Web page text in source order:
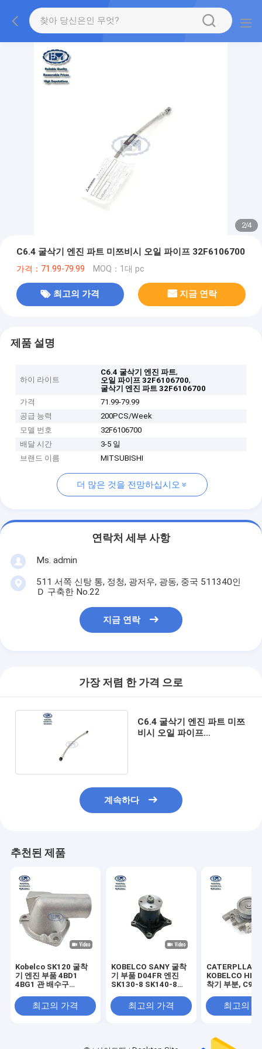
2/4
C6.4 굴삭기 엔진 파트 미쯔비시 오일 파이프 32F6106700
가격：71.99-79.99 MOQ：1대 pc
최고의 가격 지금 연락
제품 설명
하이 라이트
C6.4 굴삭기 엔진 파트,
오일 파이프 32F6106700,
굴삭기 엔진 파트 32F6106700
가격
71.99-79.99
공급 능력
200PCS/Week
모델 번호
32F6106700
배달 시간
3-5 일
브랜드 이름
MITSUBISHI
더 많은 것을 전망하십시오
연락처 세부 사항
Ms. admin
511 서쪽 신탕 통, 정청, 광저우, 광동, 중국 511340인
Ｄ 구축한 No.22
지금 연락
가장 저렴 한 가격 으로
C6.4 굴삭기 엔진 파트 미쯔
비시 오일 파이프
계속하다
추천된 제품
Kobelco SK120 굴착
기 엔진 부품 4BD1
4BG1 관 배수구
VI5137130481 5-
13713048-1 513713-
최고의 가격
KOBELCO SANY 굴착
기 부품 D04FR 엔진
SK130-8 SK140-8
SK115SR-2E 워터 펌
프 부품 번호
최고의 가격
CATERPLLAR
KOBELCO
착기 부분, C9
최고의